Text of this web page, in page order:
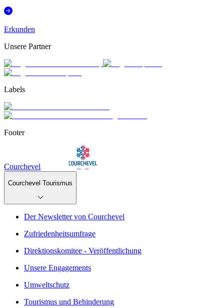
Erkunden
Unsere Partner
Labels
Footer
Courchevel
Courchevel Tourismus
Der Newsletter von Courchevel
Zufriedenheitsumfrage
Direktionskomitee - Veröffentlichung
Unsere Engagements
Umweltschutz
Tourismus und Behinderung